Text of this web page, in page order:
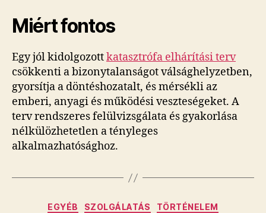
Miért fontos
Egy jól kidolgozottkatasztrófa elhárítási terv
csökkenti a bizonytalanságot válsághelyzetben,
gyorsítja a döntéshozatalt, és mérsékli az
emberi, anyagi és működési veszteségeket. A
terv rendszeres felülvizsgálata és gyakorlása
nélkülözhetetlen a tényleges
alkalmazhatósághoz.
Kategóriák
EGYÉB SZOLGÁLATÁS TÖRTÉNELEM